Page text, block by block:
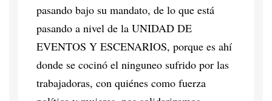
pasando bajo su mandato, de lo que está
pasando a nivel de la UNIDAD DE
EVENTOS Y ESCENARIOS, porque es ahí
donde se cocinó el ninguneo sufrido por las
trabajadoras, con quiénes como fuerza